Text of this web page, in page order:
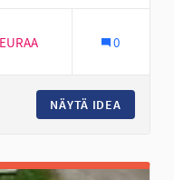
SEURAAJAA 0
NÄYTÄ IDEA